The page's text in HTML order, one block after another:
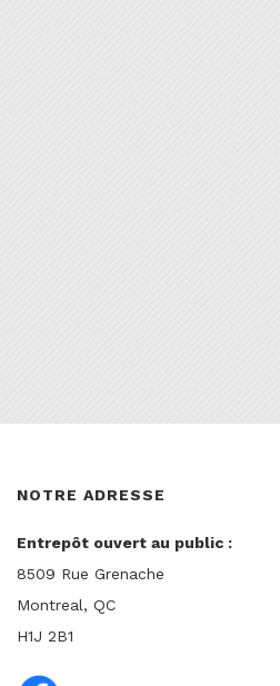
NOTRE ADRESSE
Entrepôt ouvert au public :
8509 Rue Grenache
Montreal, QC
H1J 2B1